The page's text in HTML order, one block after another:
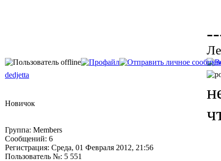
dedjetta
Новичок
Группа: Members
Сообщений: 6
Регистрация: Среда, 01 Февраля 2012, 21:56
Пользователь №: 5 551